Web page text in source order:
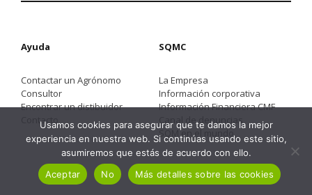
Ayuda
Contactar un Agrónomo
Consultor
Encontrar un distibuidor
Contacto
SQMC
La Empresa
Información corporativa
Información Financiera CMF
Canal de denuncias
SQM en el mundo
Usamos cookies para asegurar que te damos la mejor
experiencia en nuestra web. Si continúas usando este sitio,
asumiremos que estás de acuerdo con ello.
Aceptar
No Más detalles sobre las cookies